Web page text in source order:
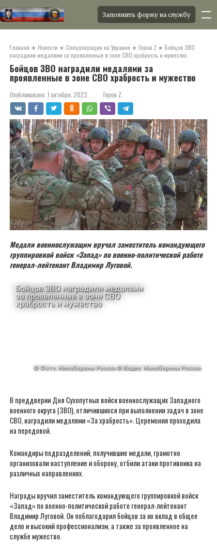
контенту
Заполнить форму на службу
Главная ★ Новости ★ Спецоперация на Украине ★ Герои Z ★ Бойцов ЗВО
наградили медалями за проявленные в зоне СВО храбрость и мужество
Бойцов ЗВО наградили медалями за
проявленные в зоне СВО храбрость и мужество
Опубликовано: 1 октября, 2023 Герои Z
Медали военнослужащим вручал заместитель командующего
группировкой войск «Запад» по военно-политической работе
генерал-лейтенант Владимир Луговой.
В преддверии Дня Сухопутных войск военнослужащих Западного
военного округа (ЗВО), отличившихся при выполнении задач в зоне
СВО, наградили медалями «За храбрость». Церемония проходила
на передовой.
Командиры подразделений, получившие медали, грамотно
организовали наступление и оборону, отбили атаки противника на
различных направлениях.
Награды вручил заместитель командующего группировкой войск
«Запад» по военно-политической работе генерал-лейтенант
Владимир Луговой. Он поблагодарил бойцов за их вклад в общее
дело и высокий профессионализм, а также за проявленное на
службе мужество.